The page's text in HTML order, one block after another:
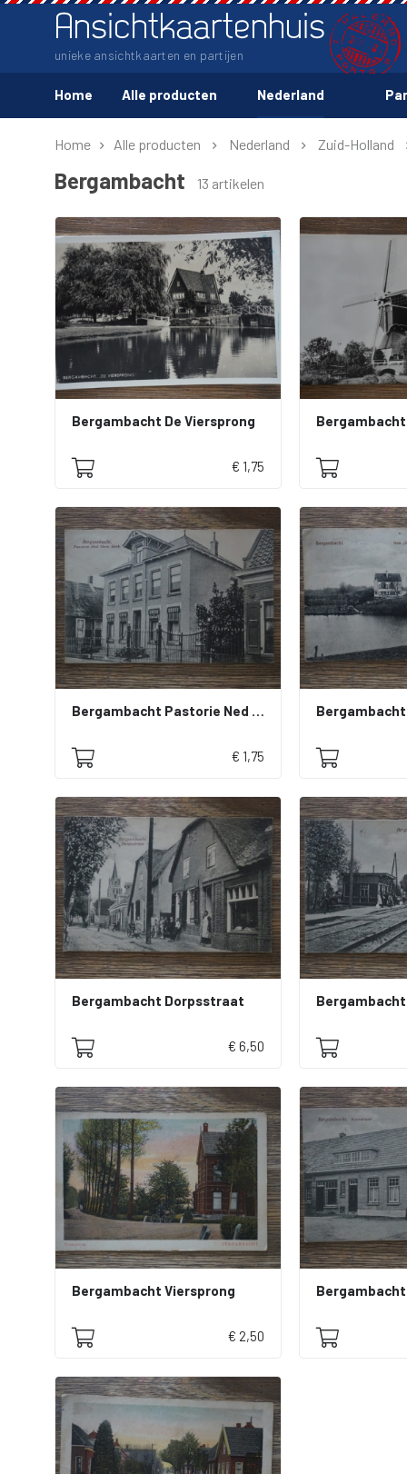
Ansichtkaartenhuis
unieke ansichtkaarten en partijen
Home Alle producten Nederland
Home Alle producten Nederland Zuid-Holland
Bergambacht 13 artikelen
Bergambacht De Viersprong
€ 1,75
Bergambacht Pastorie Ned Herv kerk
€ 1,75
Bergambacht
Bergambacht Dorpsstraat
€ 6,50
Bergambacht Viersprong
€ 2,50